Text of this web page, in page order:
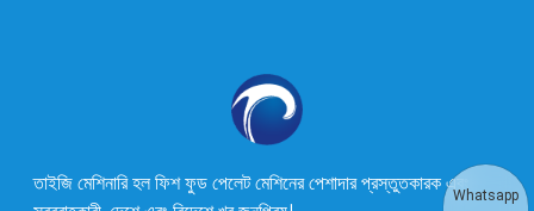
তাইজি মেশিনারি হল ফিশ ফুড পেলেট মেশিনের পেশাদার প্রস্তুতকারক এবংWhatsapp